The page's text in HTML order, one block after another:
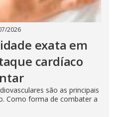
2026
exata em
cardíaco
são as principais
Como forma de combater a